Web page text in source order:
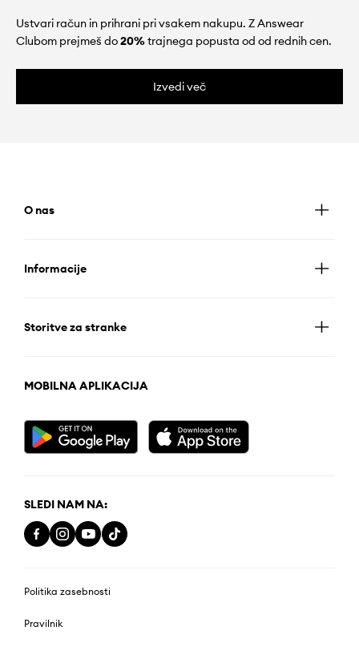
Ustvari račun in prihrani pri vsakem nakupu. Z Answear
Clubom prejmeš do20%trajnega popusta od od rednih cen.
Izvedi več
O nas
Informacije
Storitve za stranke
MOBILNA APLIKACIJA
SLEDI NAM NA:
Politika zasebnosti
Pravilnik